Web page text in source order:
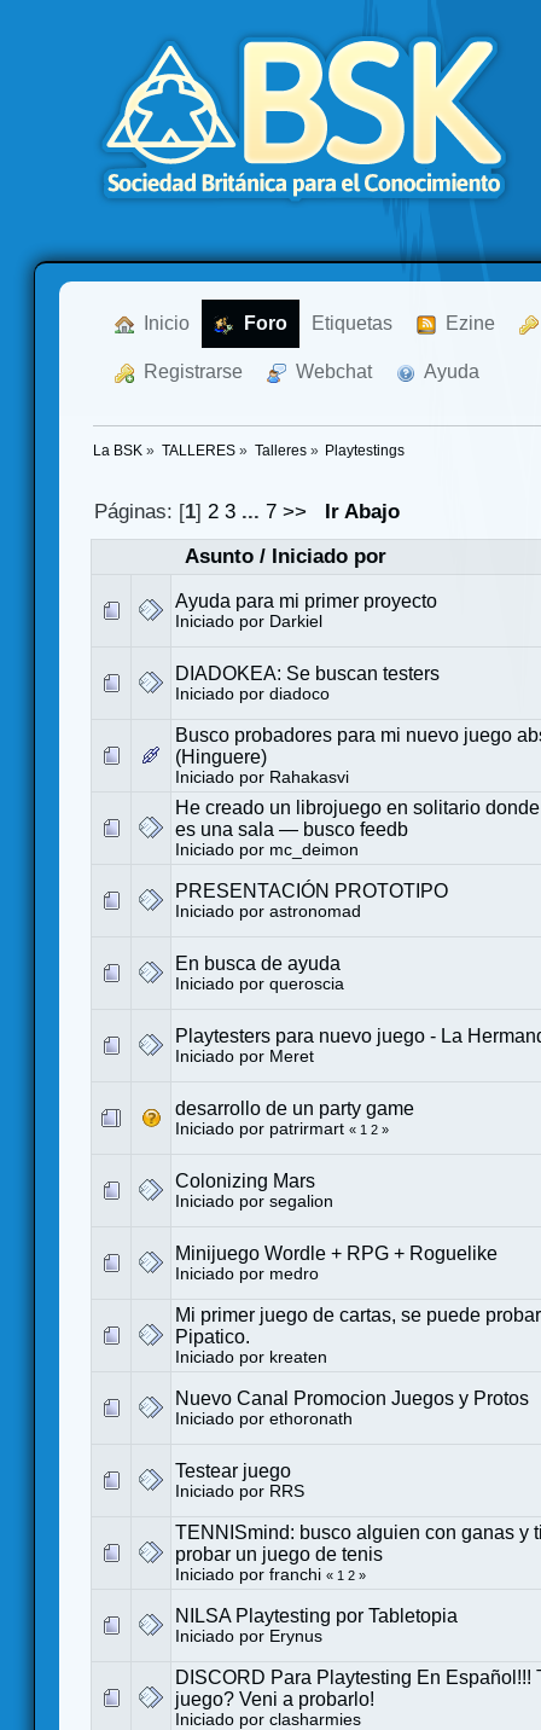
Inicio Foro Etiquetas Ezine
Registrarse Webchat Ayuda
La BSK » TALLERES» Talleres» Playtestings
Páginas: [1]2 3 ...7 >>
Ir Abajo
Asunto/ Iniciado por
Ayuda para mi primer proyecto
Iniciado por Darkiel
DIADOKEA: Se buscan testers
Iniciado por diadoco
Busco probadores para mi nuevo juego
(Hinguere)
Iniciado por Rahakasvi
He creado un librojuego en solitario
es una sala — busco feedb
Iniciado por mc_deimon
PRESENTACIÓN PROTOTIPO
Iniciado por astronomad
En busca de ayuda
Iniciado por queroscia
Playtesters para nuevo juego - La
Iniciado por Meret
desarrollo de un party game
Iniciado por patrirmart « 1 2 »
Colonizing Mars
Iniciado por segalion
Minijuego Wordle + RPG + Roguelike
Iniciado por medro
Mi primer juego de cartas, se puede
Pipatico.
Iniciado por kreaten
Nuevo Canal Promocion Juegos y Protos
Iniciado por ethoronath
Testear juego
Iniciado por RRS
TENNISmind: busco alguien con ganas y
probar un juego de tenis
Iniciado por franchi « 1 2 »
NILSA Playtesting por Tabletopia
Iniciado por Erynus
DISCORD Para Playtesting En Español!!!
juego? Veni a probarlo!
Iniciado por clasharmies